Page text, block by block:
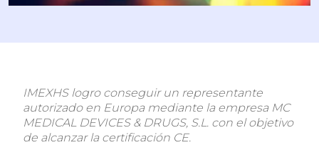
IMEXHS logro conseguir un representante
autorizado en Europa mediante la empresa MC
MEDICAL DEVICES & DRUGS, S.L. con el objetivo
de alcanzar la certificación CE.